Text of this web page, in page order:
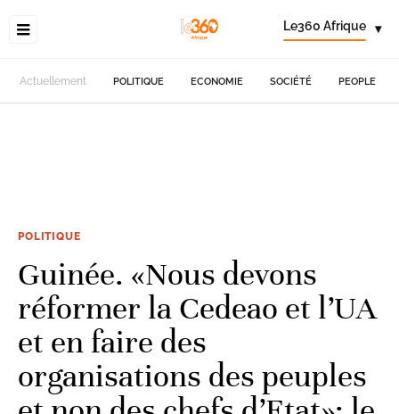
Le360 Afrique ▾
Actuellement POLITIQUE ECONOMIE SOCIÉTÉ PEOPLE
POLITIQUE
Guinée. «Nous devons
réformer la Cedeao et l’UA
et en faire des
organisations des peuples